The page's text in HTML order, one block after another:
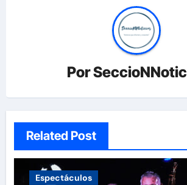
Por
Related Post
Espectáculos